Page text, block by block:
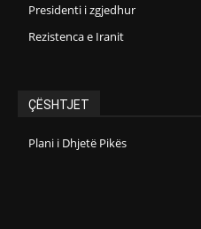
Presidenti i zgjedhur
Rezistenca e Iranit
ÇËSHTJET
Plani i Dhjetë Pikës